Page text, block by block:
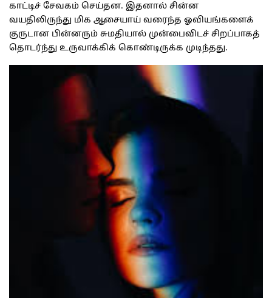
காட்டிச் சேவகம் செய்தன. இதனால் சின்ன
வயதிலிருந்து மிக ஆசையாய் வரைந்த ஓவியங்களைக்
குருடான பின்னரும் சுமதியால் முன்பைவிடச் சிறப்பாகத்
தொடர்ந்து உருவாக்கிக் கொண்டிருக்க முடிந்தது.